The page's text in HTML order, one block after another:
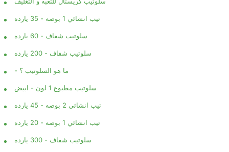
تيب انشائي 1 بوصه - 35 يارده
سلوتيب شفاف - 60 يارده
سلوتيب شفاف - 200 يارده
- ما هو السلوتيب ؟
سلوتيب مطبوع 1 لون - ابيض
تيب انشائي 2 بوصه - 45 يارده
تيب انشائي 1 بوصه - 20 يارده
سلوتيب شفاف - 300 يارده